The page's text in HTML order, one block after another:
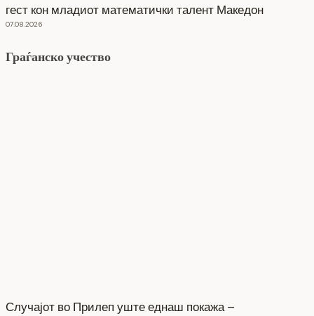
гест кон младиот математички талент Македон
07.08.2026
Граѓанско учество
Случајот во Прилеп уште еднаш покажа –